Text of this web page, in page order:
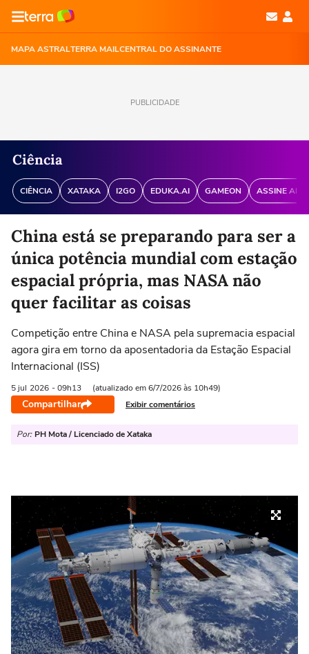
MAPA ASTRALTERRA MAILCENTRAL DO ASSINANTE
PUBLICIDADE
Ciência
CIÊNCIA XATAKA I2GO EDUKA.AI GAMEON ASSINE
China está se preparando para ser a
única potência mundial com estação
espacial própria, mas NASA não
quer facilitar as coisas
Competição entre China e NASA pela supremacia espacial
agora gira em torno da aposentadoria da Estação Espacial
Internacional (ISS)
5 jul 2026 - 09h13 (atualizado em 6/7/2026 às 10h49)
Compartilhar Exibir comentários
Por: PH Mota / Licenciado de Xataka